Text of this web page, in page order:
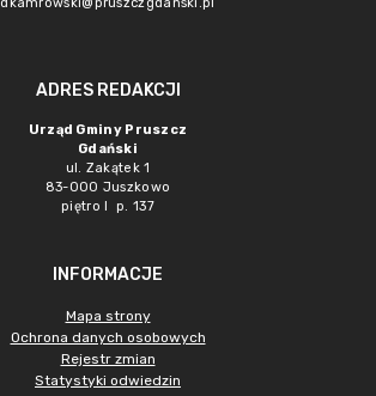
ADRES REDAKCJI
Urząd Gminy Pruszcz
Gdański
ul. Zakątek 1
83-000 Juszkowo
piętro I p. 137
INFORMACJE
Mapa strony
Ochrona danych osobowych
Rejestr zmian
Statystyki odwiedzin